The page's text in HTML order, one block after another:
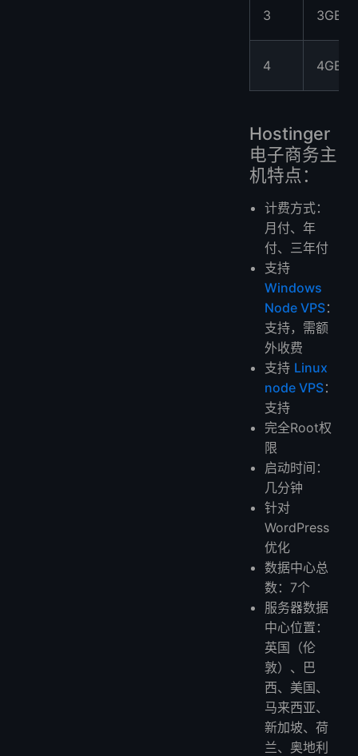
3 3GB
4 4GB
Hostinger
电子商务主
机特点：
计费方式：
月付、年
付、三年付
支持
Windows
Node VPS：
支持，需额
外收费
支持 Linux
node VPS：
支持
完全Root权
限
启动时间：
几分钟
针对
WordPress
优化
数据中心总
数：7个
服务器数据
中心位置：
英国（伦
敦）、巴
西、美国、
马来西亚、
新加坡、荷
兰、奥地利